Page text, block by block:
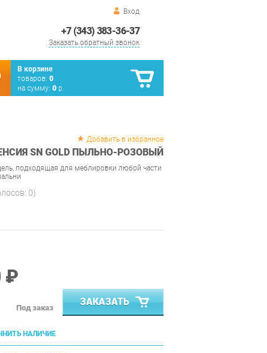
Вход
+7 (343) 383-36-37
Заказать обратный звонок
В корзине
товаров: 0
на сумму: 0 р.
Добавить в избранное
SN GOLD ПЫЛЬНО-РОЗОВЫЙ
подходящая для меблировки любой части
0)
₽
Под заказ
ЗАКАЗАТЬ
НАЛИЧИЕ